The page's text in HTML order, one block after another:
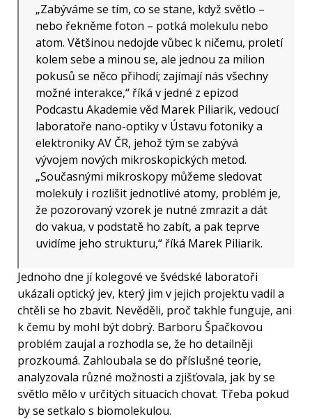
„Zabýváme se tím, co se stane, když světlo –
nebo řekněme foton – potká molekulu nebo
atom. Většinou nedojde vůbec k ničemu, proletí
kolem sebe a minou se, ale jednou za milion
pokusů se něco přihodí; zajímají nás všechny
možné interakce,“ říká v jedné z epizod
Podcastu Akademie věd Marek Piliarik, vedoucí
laboratoře nano-optiky v Ústavu fotoniky a
elektroniky AV ČR, jehož tým se zabývá
vývojem nových mikroskopických metod.
„Současnými mikroskopy můžeme sledovat
molekuly i rozlišit jednotlivé atomy, problém je,
že pozorovaný vzorek je nutné zmrazit a dát
do vakua, v podstatě ho zabít, a pak teprve
uvidíme jeho strukturu,“ říká Marek Piliarik.
Jednoho dne jí kolegové ve švédské laboratoři
ukázali optický jev, který jim v jejich projektu vadil a
chtěli se ho zbavit. Nevěděli, proč takhle funguje, ani
k čemu by mohl být dobrý. Barboru Špačkovou
problém zaujal a rozhodla se, že ho detailněji
prozkoumá. Zahloubala se do příslušné teorie,
analyzovala různé možnosti a zjišťovala, jak by se
světlo mělo v určitých situacích chovat. Třeba pokud
by se setkalo s biomolekulou.